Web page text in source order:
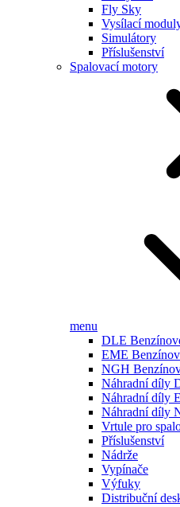
Fly Sky
Vysílací
Simulátory
Příslušenství
Spalovací motory
menu
DLE
EME
NGH
Náhradní díly
Náhradní díly
Náhradní díly
Vrtule pro
Příslušenství
Nádrže
Vypínače
Výfuky
Distribuční